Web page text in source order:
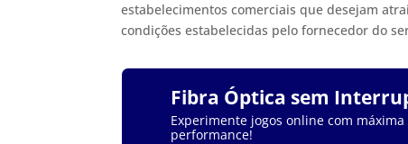
estabelecimentos comerciais que desejam
condições estabelecidas pelo fornecedor do
Fibra Óptica sem
Experimente jogos online com
performance!